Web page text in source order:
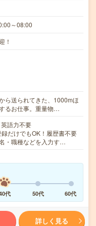
～08:00
！
ら送られてきた、1000mほ
るお仕事。重量物…
語力不要
だけでもOK！履歴書不要
・職種などを入力す…
代 50代 60代
詳しく見る